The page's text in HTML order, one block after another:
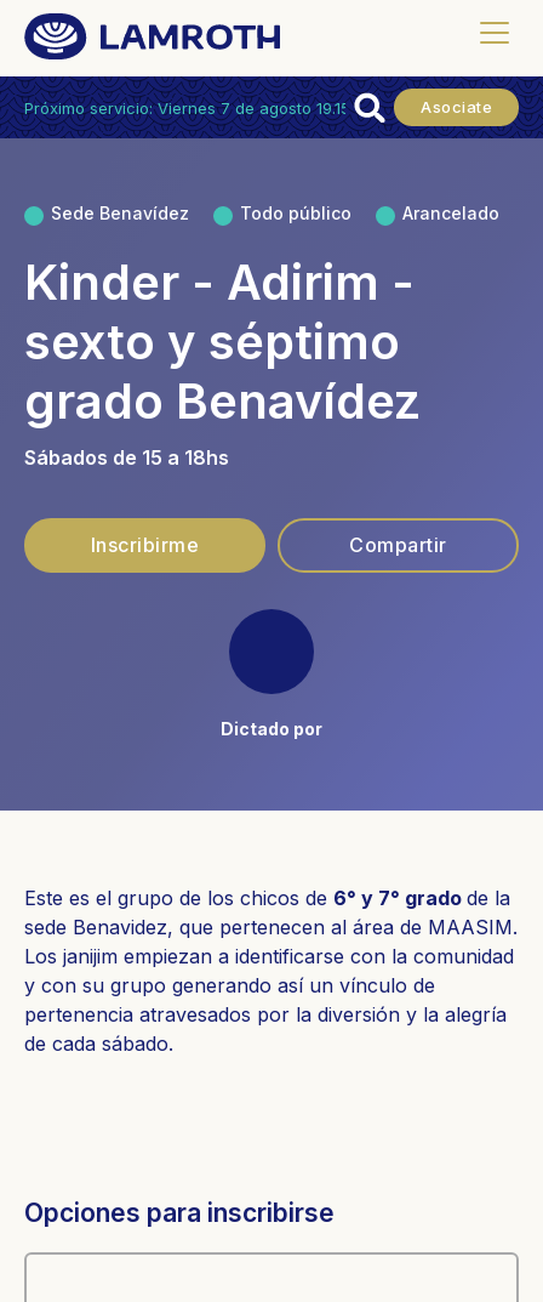
Próximo servicio: Viernes 7 de agosto 19.15hs. Asociate
Sede Benavídez Todo público Arancelado
Kinder - Adirim -
sexto y séptimo
grado Benavídez
Sábados de 15 a 18hs
Inscribirme Compartir
Dictado por
Este es el grupo de los chicos de 6° y 7° grado de la
sede Benavidez, que pertenecen al área de MAASIM.
Los janijim empiezan a identificarse con la comunidad
y con su grupo generando así un vínculo de
pertenencia atravesados por la diversión y la alegría
de cada sábado.
Opciones para inscribirse